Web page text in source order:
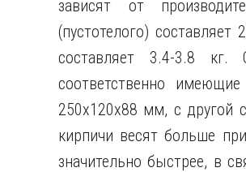
зависят от
(пустотелого) составляет
составляет 3.4-3.8 кг.
соответственно
250х120х88 мм, с другой
кирпичи весят больше
значительно быстрее, в